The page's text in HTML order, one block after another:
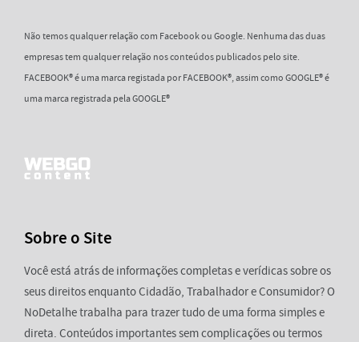
Não temos qualquer relação com Facebook ou Google. Nenhuma das duas
empresas tem qualquer relação nos conteúdos publicados pelo site.
FACEBOOK® é uma marca registada por FACEBOOK®, assim como GOOGLE® é
uma marca registrada pela GOOGLE®
Sobre o Site
Você está atrás de informações completas e verídicas sobre os
seus direitos enquanto Cidadão, Trabalhador e Consumidor? O
NoDetalhe trabalha para trazer tudo de uma forma simples e
direta. Conteúdos importantes sem complicações ou termos